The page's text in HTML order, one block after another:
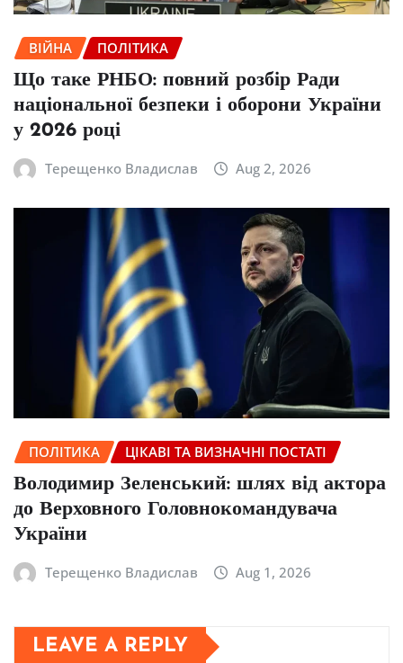
ВІЙНА ПОЛІТИКА
Що таке РНБО: повний розбір Ради
національної безпеки і оборони України
у 2026 році
Терещенко Владислав Aug 2, 2026
ПОЛІТИКА ЦІКАВІ ТА ВИЗНАЧНІ ПОСТАТІ
Володимир Зеленський: шлях від актора
до Верховного Головнокомандувача
України
Терещенко Владислав Aug 1, 2026
LEAVE A REPLY